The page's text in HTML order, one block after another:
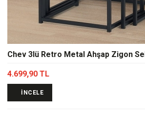
Chev 3lü Retro Metal Ahşap Zigon
4.699,90 TL
İNCELE